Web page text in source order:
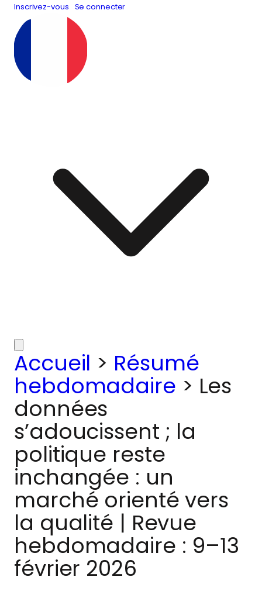
Inscrivez-vous Se connecter
Accueil > Résumé
hebdomadaire > Les
données
s’adoucissent ; la
politique reste
inchangée : un
marché orienté vers
la qualité | Revue
hebdomadaire : 9–13
février 2026